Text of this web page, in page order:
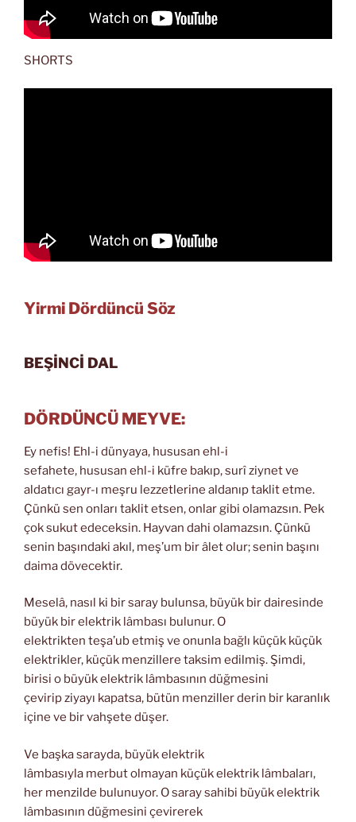
SHORTS
Yirmi Dördüncü Söz
BEŞİNCİ DAL
DÖRDÜNCÜ MEYVE:
Ey nefis! Ehl-i dünyaya, hususan ehl-i
sefahete, hususan ehl-i küfre bakıp, surî ziynet ve
aldatıcı gayr-ı meşru lezzetlerine aldanıp taklit etme.
Çünkü sen onları taklit etsen, onlar gibi olamazsın. Pek
çok sukut edeceksin. Hayvan dahi olamazsın. Çünkü
senin başındaki akıl, meş’um bir âlet olur; senin başını
daima dövecektir.
Meselâ, nasıl ki bir saray bulunsa, büyük bir dairesinde
büyük bir elektrik lâmbası bulunur. O
elektrikten teşa’ub etmiş ve onunla bağlı küçük küçük
elektrikler, küçük menzillere taksim edilmiş. Şimdi,
birisi o büyük elektrik lâmbasının düğmesini
çevirip ziyayı kapatsa, bütün menziller derin bir karanlık
içine ve bir vahşete düşer.
Ve başka sarayda, büyük elektrik
lâmbasıyla merbut olmayan küçük elektrik lâmbaları,
her menzilde bulunuyor. O saray sahibi büyük elektrik
lâmbasının düğmesini çevirerek